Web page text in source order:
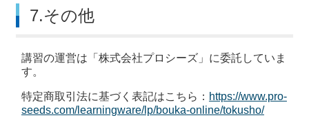
7.その他
講習の運営は「株式会社プロシーズ」に委託していま
す。
特定商取引法に基づく表記はこちら： https://www.pro-
seeds.com/learningware/lp/bouka-online/tokusho/